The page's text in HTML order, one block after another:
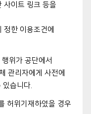
사이트 링크 등을
한 이용조건에
위가 공단에서
관리자에게 사전에
습니다.
허위기재하였을 경우